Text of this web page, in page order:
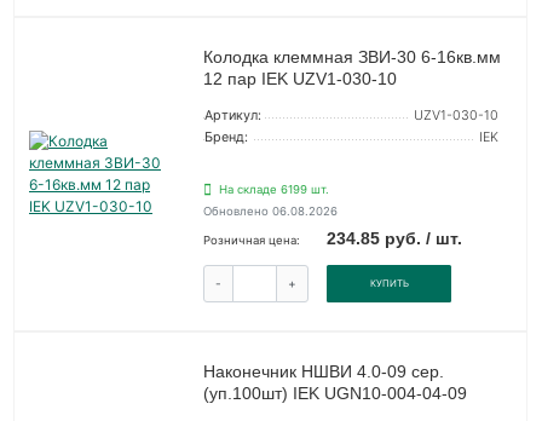
Колодка клеммная ЗВИ-30 6-16кв.мм
12 пар IEK UZV1-030-10
Артикул:
UZV1-030-10
Бренд:
IEK
На складе 6199 шт.
Обновлено 06.08.2026
Розничная цена: 234.85 руб. / шт.
- + КУПИТЬ
Наконечник НШВИ 4.0-09 сер.
(уп.100шт) IEK UGN10-004-04-09